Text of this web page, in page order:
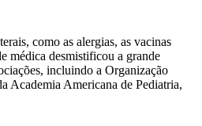
como as alergias, as vacinas
médica desmistificou a grande
incluindo a Organização
Academia Americana de Pediatria,